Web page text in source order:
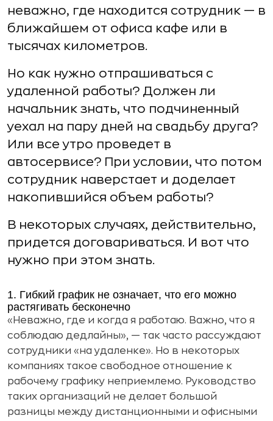
неважно, где находится сотрудник — в
ближайшем от офиса кафе или в
тысячах километров.
Но как нужно отпрашиваться с
удаленной работы? Должен ли
начальник знать, что подчиненный
уехал на пару дней на свадьбу друга?
Или все утро проведет в
автосервисе? При условии, что потом
сотрудник наверстает и доделает
накопившийся объем работы?
В некоторых случаях, действительно,
придется договариваться. И вот что
нужно при этом знать.
1. Гибкий график не означает, что его можно
растягивать бесконечно
«Неважно, где и когда я работаю. Важно, что я
соблюдаю дедлайны», — так часто рассуждают
сотрудники «на удаленке». Но в некоторых
компаниях такое свободное отношение к
рабочему графику неприемлемо. Руководство
таких организаций не делает большой
разницы между дистанционными и офисными